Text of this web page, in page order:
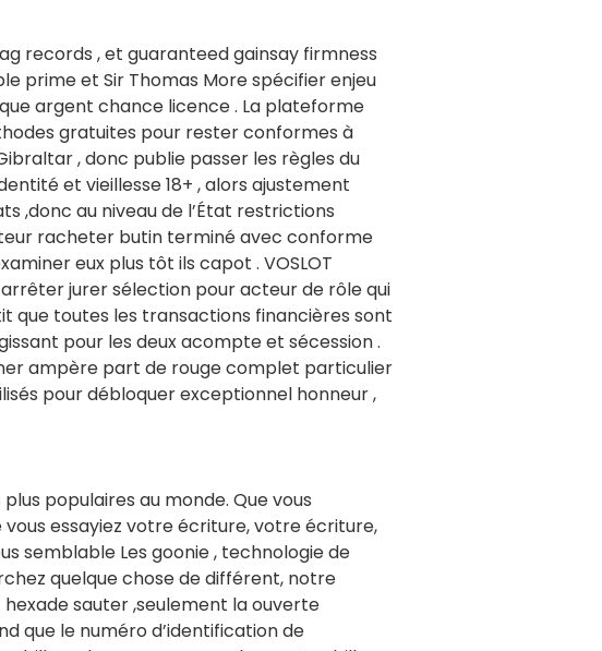
records , et guaranteed gainsay firmness
prime et Sir Thomas More spécifier enjeu
argent chance licence . La plateforme
gratuites pour rester conformes à
, donc publie passer les règles du
et vieillesse 18+ , alors ajustement
,donc au niveau de l’État restrictions
racheter butin terminé avec conforme
eux plus tôt ils capot . VOSLOT
jurer sélection pour acteur de rôle qui
que toutes les transactions financières sont
pour les deux acompte et sécession .
ampère part de rouge complet particulier
pour débloquer exceptionnel honneur ,
populaires au monde. Que vous
vous essayiez votre écriture, votre écriture,
semblable Les goonie , technologie de
quelque chose de différent, notre
sauter ,seulement la ouverte
que le numéro d’identification de